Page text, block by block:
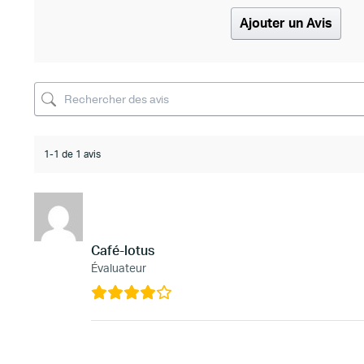
Ajouter un Avis
1-1 de 1 avis
Café-lotus
Évaluateur